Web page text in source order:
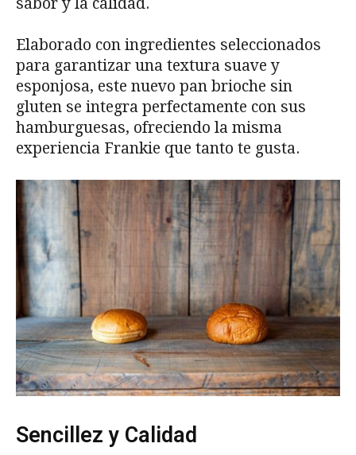
Elaborado con ingredientes seleccionados
para garantizar una textura suave y
esponjosa, este nuevo pan brioche sin
gluten se integra perfectamente con sus
hamburguesas, ofreciendo la misma
experiencia Frankie que tanto te gusta.
Sencillez y Calidad